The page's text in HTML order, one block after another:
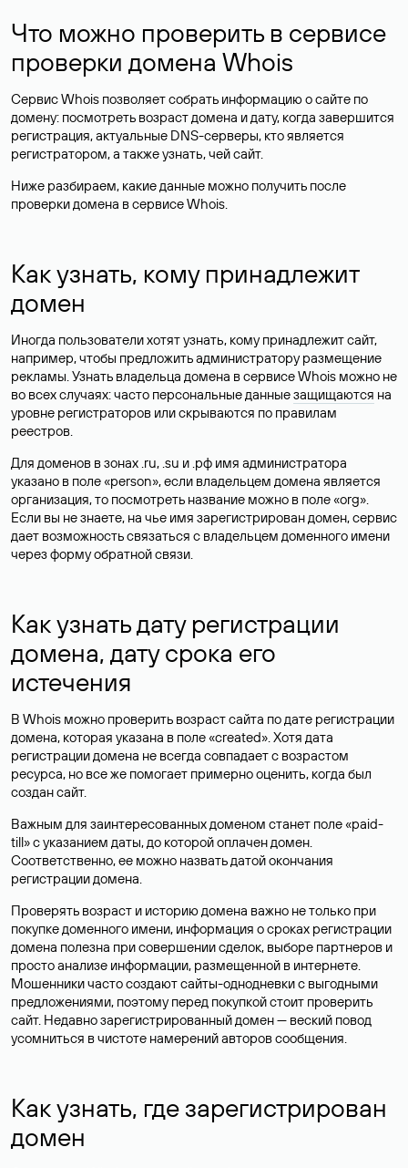
Что можно проверить в сервисе
проверки домена Whois
Сервис Whois позволяет собрать информацию о сайте по
домену: посмотреть возраст домена и дату, когда завершится
регистрация, актуальные DNS-серверы, кто является
регистратором, а также узнать, чей сайт.
Ниже разбираем, какие данные можно получить после
проверки домена в сервисе Whois.
Как узнать, кому принадлежит
домен
Иногда пользователи хотят узнать, кому принадлежит сайт,
например, чтобы предложить администратору размещение
рекламы. Узнать владельца домена в сервисе Whois можно не
во всех случаях: часто персональные данныезащищаются на
уровне регистраторов или скрываются по правилам
реестров.
Для доменов в зонах .ru, .su и .рф имя администратора
указано в поле «person», если владельцем домена является
организация, то посмотреть название можно в поле «org».
Если вы не знаете, на чье имя зарегистрирован домен, сервис
дает возможность связаться с владельцем доменного имени
через форму обратной связи.
Как узнать дату регистрации
домена, дату срока его
истечения
В Whois можно проверить возраст сайта по дате регистрации
домена, которая указана в поле «created». Хотя дата
регистрации домена не всегда совпадает с возрастом
ресурса, но все же помогает примерно оценить, когда был
создан сайт.
Важным для заинтересованных доменом станет поле «paid-
till» с указанием даты, до которой оплачен домен.
Соответственно, ее можно назвать датой окончания
регистрации домена.
Проверять возраст и историю домена важно не только при
покупке доменного имени, информация о сроках регистрации
домена полезна при совершении сделок, выборе партнеров и
просто анализе информации, размещенной в интернете.
Мошенники часто создают сайты-однодневки с выгодными
предложениями, поэтому перед покупкой стоит проверить
сайт. Недавно зарегистрированный домен — веский повод
усомниться в чистоте намерений авторов сообщения.
Как узнать, где зарегистрирован
домен